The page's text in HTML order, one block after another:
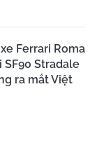
Ferrari Roma
SF90 Stradale
ra mắt Việt